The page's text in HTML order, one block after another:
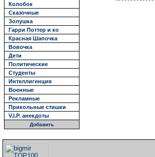
Колобок
Сказочные
Золушка
Гарри Поттер и ко
Красная Шапочка
Вовочка
Дети
Политические
Студенты
Интеллигенция
Военные
Рекламные
Прикольные стишки
V.I.P. анекдоты
Добавить